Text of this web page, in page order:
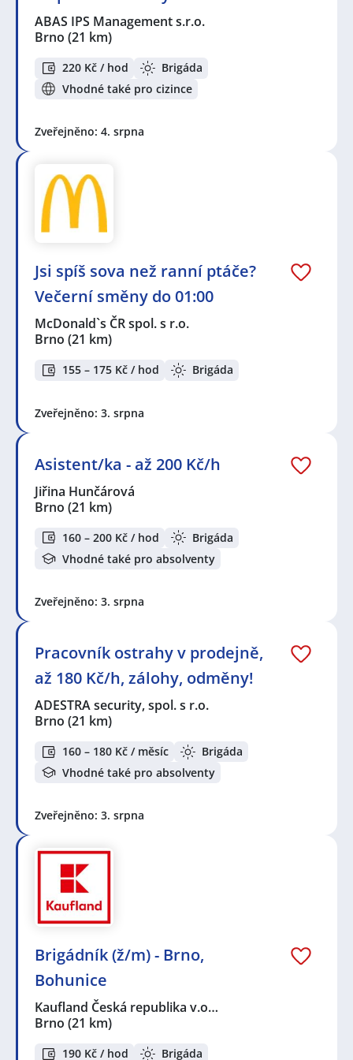
ABAS IPS Management s.r.o.
Brno (21 km)
220 Kč / hod
Brigáda
Vhodné také pro cizince
Zveřejněno: 4. srpna
Jsi spíš sova než ranní ptáče?
Večerní směny do 01:00
McDonald`s ČR spol. s r.o.
Brno (21 km)
155 – 175 Kč / hod Brigáda
Zveřejněno: 3. srpna
Asistent/ka - až 200 Kč/h
Jiřina Hunčárová
Brno (21 km)
160 – 200 Kč / hod
Brigáda
Vhodné také pro absolventy
Zveřejněno: 3. srpna
Pracovník ostrahy v prodejně,
až 180 Kč/h, zálohy, odměny!
ADESTRA security, spol. s r.o.
Brno (21 km)
160 – 180 Kč / měsíc
Brigáda
Vhodné také pro absolventy
Zveřejněno: 3. srpna
Brigádník (ž/m) - Brno,
Bohunice
Kaufland Česká republika v.o…
Brno (21 km)
190 Kč / hod Brigáda